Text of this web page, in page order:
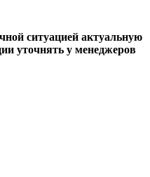
ситуацией актуальную
уточнять у менеджеров